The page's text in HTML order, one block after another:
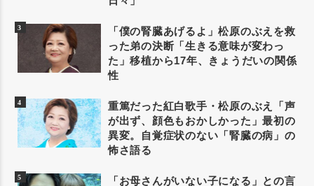
「僕の腎臓あげるよ」松原のぶえを救
った弟の決断「生きる意味が変わっ
た」移植から17年、きょうだいの関係
性
重篤だった紅白歌手・松原のぶえ「声
が出ず、顔色もおかしかった」最初の
異変。自覚症状のない「腎臓の病」の
怖さ語る
「お母さんがいない子になる」との言